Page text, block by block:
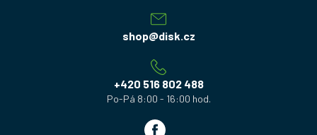
shop@disk.cz
+420 516 802 488